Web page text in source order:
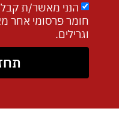
הנני מאשר/ת
וגרילים.